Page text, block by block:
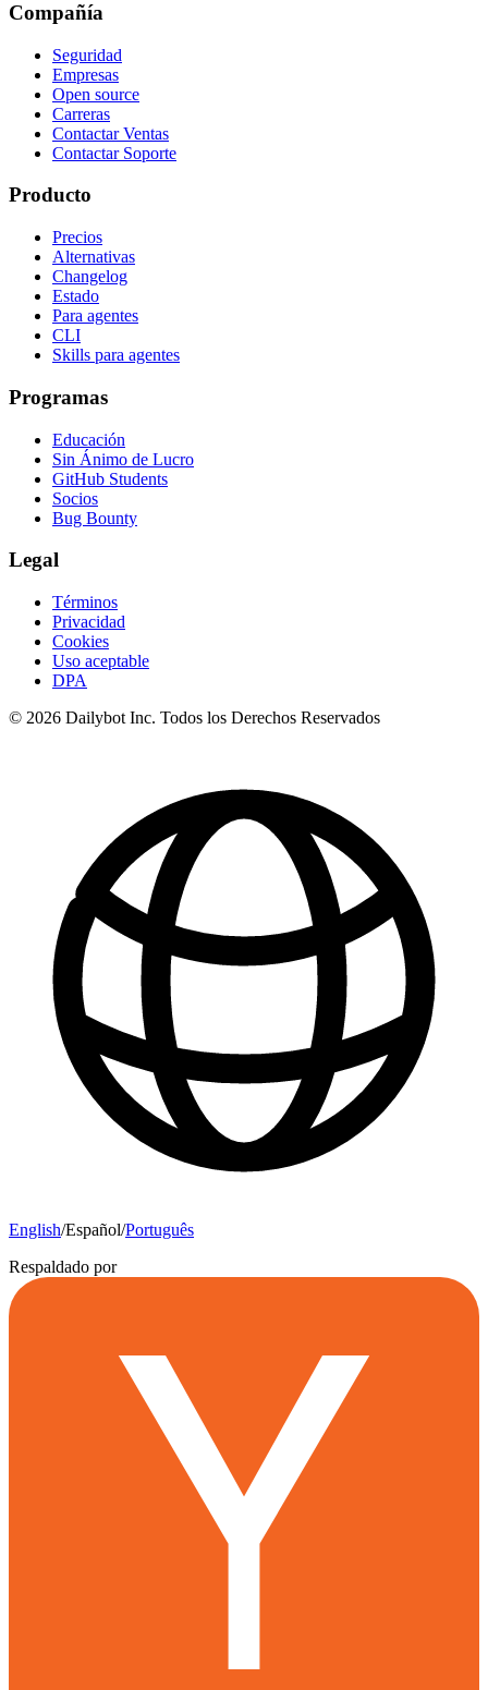
Compañía
Seguridad
Empresas
Open source
Carreras
Contactar Ventas
Contactar Soporte
Producto
Precios
Alternativas
Changelog
Estado
Para agentes
CLI
Skills para agentes
Programas
Educación
Sin Ánimo de Lucro
GitHub Students
Socios
Bug Bounty
Legal
Términos
Privacidad
Cookies
Uso aceptable
DPA
© 2026 Dailybot Inc. Todos los Derechos Reservados
English/Español/Português
Respaldado por